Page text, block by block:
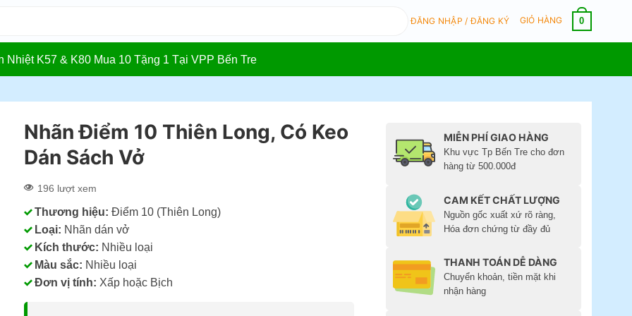
ĐĂNG NHẬP / ĐĂNG KÝ GIỎ HÀNG 0
Nhiệt K57 & K80 Mua 10 Tặng 1 Tại VPP Bến Tre
Nhãn Điểm 10 Thiên Long, Có Keo
Dán Sách Vở
196 lượt xem
Thương hiệu: Điểm 10 (Thiên Long)
Loại: Nhãn dán vở
Kích thước: Nhiều loại
Màu sắc: Nhiều loại
Đơn vị tính: Xấp hoặc Bịch
MIỄN PHÍ GIAO HÀNG
Khu vực Tp Bến Tre cho đơn
hàng từ 500.000đ
CAM KẾT CHẤT LƯỢNG
Nguồn gốc xuất xứ rõ ràng,
Hóa đơn chứng từ đầy đủ
THANH TOÁN DỄ DÀNG
Chuyển khoản, tiền mặt khi
nhận hàng